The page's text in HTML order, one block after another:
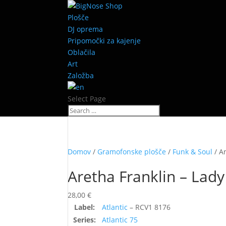
Plošče
DJ oprema
Pripomočki za kajenje
Oblačila
Art
Založba
Select Page
Domov / Gramofonske plošče / Funk & Soul /
Aretha Franklin –
28,00€
Label:
Atlantic – RCV1 8176
Series:
Atlantic 75